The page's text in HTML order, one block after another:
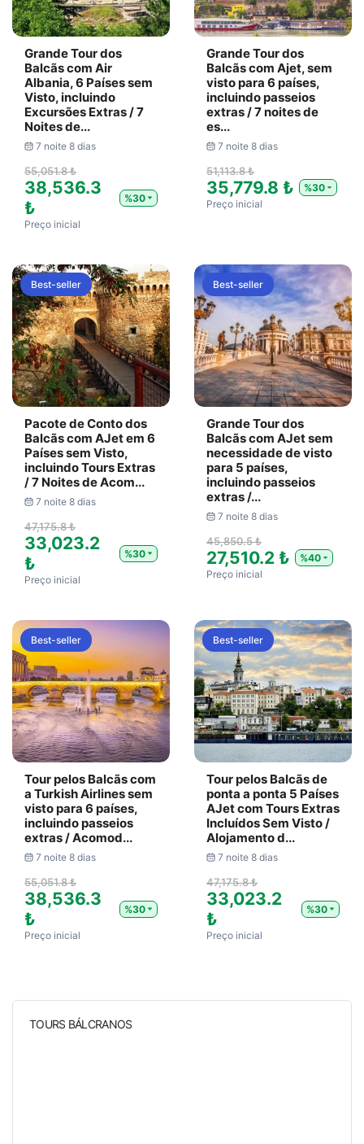
Grande Tour dos
Balcãs com Air
Albania, 6 Países sem
Visto, incluindo
Excursões Extras / 7
Noites de...
7 noite 8 dias
55,051.8 ₺
38,536.3
₺
%30
Preço inicial
Grande Tour dos
Balcãs com Ajet, sem
visto para 6 países,
incluindo passeios
extras / 7 noites de
es...
7 noite 8 dias
51,113.8 ₺
35,779.8 ₺
%30
Preço inicial
Best-seller
Pacote de Conto dos
Balcãs com AJet em 6
Países sem Visto,
incluindo Tours Extras
/ 7 Noites de Acom...
7 noite 8 dias
47,175.8 ₺
33,023.2
₺
%30
Preço inicial
Best-seller
Grande Tour dos
Balcãs com AJet sem
necessidade de visto
para 5 países,
incluindo passeios
extras /...
7 noite 8 dias
45,850.5 ₺
27,510.2 ₺
%40
Preço inicial
Best-seller
Tour pelos Balcãs com
a Turkish Airlines sem
visto para 6 países,
incluindo passeios
extras / Acomod...
7 noite 8 dias
55,051.8 ₺
38,536.3
₺
%30
Preço inicial
Best-seller
Tour pelos Balcãs de
ponta a ponta 5 Países
AJet com Tours Extras
Incluídos Sem Visto /
Alojamento d...
7 noite 8 dias
47,175.8 ₺
33,023.2
₺
%30
Preço inicial
TOURS BÁLCRANOS